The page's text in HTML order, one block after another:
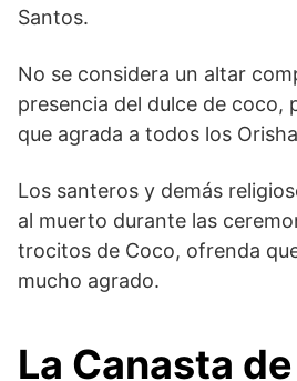
Santos.
No se considera un altar
presencia del dulce de coco,
que agrada a todos los
Los santeros y demás
al muerto durante las
trocitos de Coco, ofrenda
mucho agrado.
La Canasta